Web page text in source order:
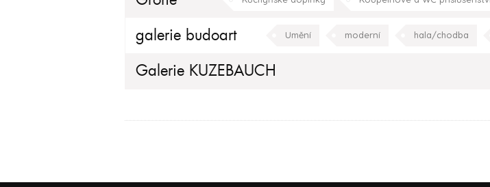
galerie budoart Umění moderní hala/chodba
Galerie KUZEBAUCH